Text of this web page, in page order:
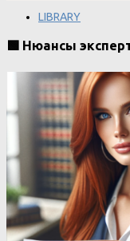
LIBRARY
🟩 Нюансы